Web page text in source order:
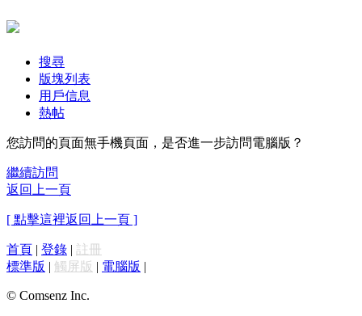
搜尋
版塊列表
用戶信息
熱帖
您訪問的頁面無手機頁面，是否進一步訪問電腦版？
繼續訪問
返回上一頁
[ 點擊這裡返回上一頁 ]
首頁 | 登錄 | 註冊
標準版 | 觸屏版 | 電腦版 |
© Comsenz Inc.